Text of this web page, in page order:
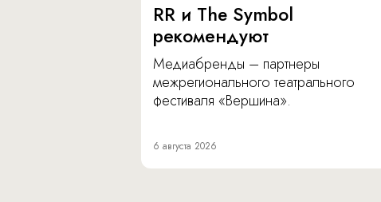
RR и The Symbol
рекомендуют
Медиабренды – партнеры
межрегионального театрального
фестиваля «Вершина».
6 августа 2026